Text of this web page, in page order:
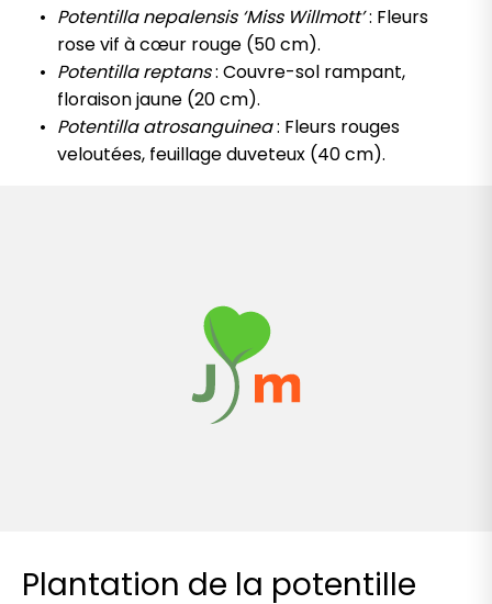
Potentilla nepalensis ‘Miss Willmott’: Fleurs
rose vif à cœur rouge (50 cm).
Potentilla reptans: Couvre-sol rampant,
floraison jaune (20 cm).
Potentilla atrosanguinea: Fleurs rouges
veloutées, feuillage duveteux (40 cm).
Plantation de la potentille